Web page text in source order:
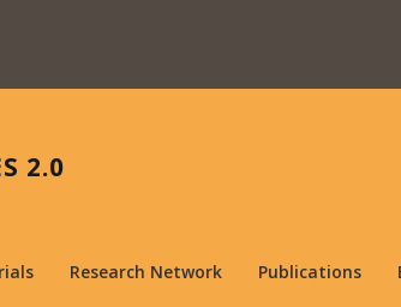
2.0
Research Network Publications